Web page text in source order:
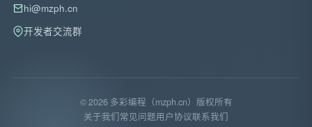
hi@mzph.cn
开发者交流群
© 2026 多彩编程（mzph.cn）版权所有
关于我们常见问题用户协议联系我们